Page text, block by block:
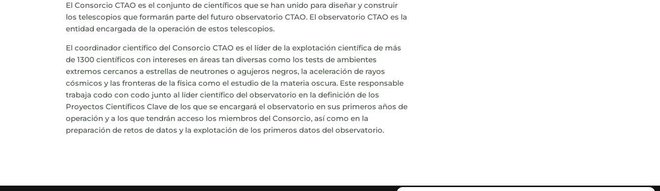
El Consorcio CTAO es el conjunto de científicos que se han unido para diseñar y construir
los telescopios que formarán parte del futuro observatorio CTAO. El observatorio CTAO es la
entidad encargada de la operación de estos telescopios.
El coordinador científico del Consorcio CTAO es el líder de la explotación científica de más
de 1300 científicos con intereses en áreas tan diversas como los tests de ambientes
extremos cercanos a estrellas de neutrones o agujeros negros, la aceleración de rayos
cósmicos y las fronteras de la física como el estudio de la materia oscura. Este responsable
trabaja codo con codo junto al líder científico del observatorio en la definición de los
Proyectos Científicos Clave de los que se encargará el observatorio en sus primeros años de
operación y a los que tendrán acceso los miembros del Consorcio, así como en la
preparación de retos de datos y la explotación de los primeros datos del observatorio.